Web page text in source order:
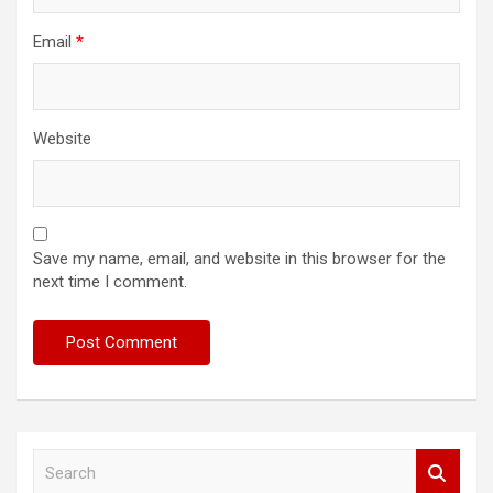
Email *
Website
Save my name, email, and website in this browser for the
next time I comment.